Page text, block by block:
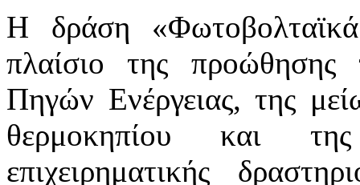
Η δράση «Φωτοβολταϊκά
πλαίσιο της
Πηγών Ενέργειας, της
θερμοκηπίου και
επιχειρηματικής